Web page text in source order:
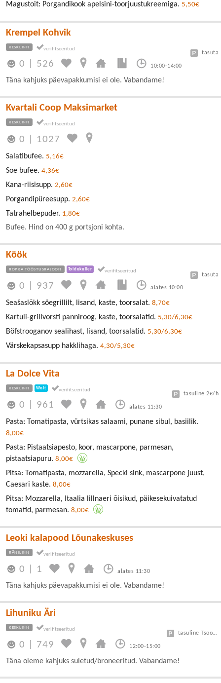
Magustoit: Porgandikook apelsini-toorjuustukreemiga. 5,50€
Krempel Kohvik
KESKLINN
0 526 10:00-14:00
tasuta
Täna kahjuks päevapakkumisi ei ole. Vabandame!
Kvartali Coop Maksimarket
KESKLINN
0 1027
Salatibufee. 5,16€
Soe bufee. 4,36€
Kana-riisisupp. 2,60€
Porgandipüreesupp. 2,60€
Tatrahelbepuder. 1,80€
Bufee. Hind on 400 g portsjoni kohta.
Köök
ROPKA TÖÖSTUSRAJOON Toidukuller
0 937 alates 10:00
tasuta
Seašaslõkk söegrillilt, lisand, kaste, toorsalat. 8,70€
Kartuli-grillvorsti panniroog, kaste, toorsalatid. 5,30/6,30€
Böfstrooganov sealihast, lisand, toorsalatid. 5,30/6,30€
Värskekapsasupp hakklihaga. 4,30/5,30€
La Dolce Vita
KESKLINN Wolt
0 961 alates 11:30
tasuline 2€/h
Pasta: Tomatipasta, vürtsikas salaami, punane sibul, basiilik.
8,00€
Pasta: Pistaatsiapesto, koor, mascarpone, parmesan,
pistaatsiapuru. 8,00€
Pitsa: Tomatipasta, mozzarella, Specki sink, mascarpone juust,
Caesari kaste. 8,00€
Pitsa: Mozzarella, Itaalia lillnaeri õisikud, päikesekuivatatud
tomatid, parmesan. 8,00€
Leoki kalapood Lõunakeskuses
RÄNILINN
0 1 alates 11:30
Täna kahjuks päevapakkumisi ei ole. Vabandame!
Lihuniku Äri
KESKLINN
0 749 12:00-15:00
tasuline Tsoon A 3 eur/h, B 1,5 eur/h
Täna oleme kahjuks suletud/broneeritud. Vabandame!